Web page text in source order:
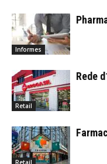
Informes
Retail
Rede